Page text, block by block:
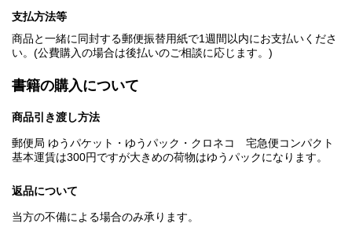
支払方法等
商品と一緒に同封する郵便振替用紙で1週間以内にお支払いくださ
い。(公費購入の場合は後払いのご相談に応じます。)
書籍の購入について
商品引き渡し方法
郵便局 ゆうパケット・ゆうパック・クロネコ 宅急便コンパクト
基本運賃は300円ですが大きめの荷物はゆうパックになります。
返品について
当方の不備による場合のみ承ります。